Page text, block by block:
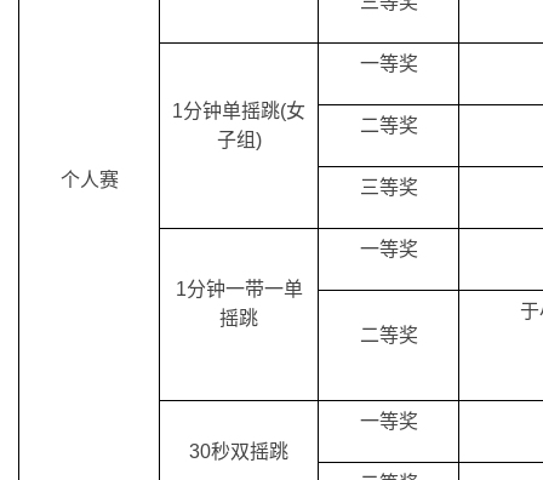
个人赛
1分钟单摇跳(女
子组)
一等奖
二等奖
三等奖
1分钟一带一单
摇跳
一等奖
二等奖
30秒双摇跳
一等奖
二等奖